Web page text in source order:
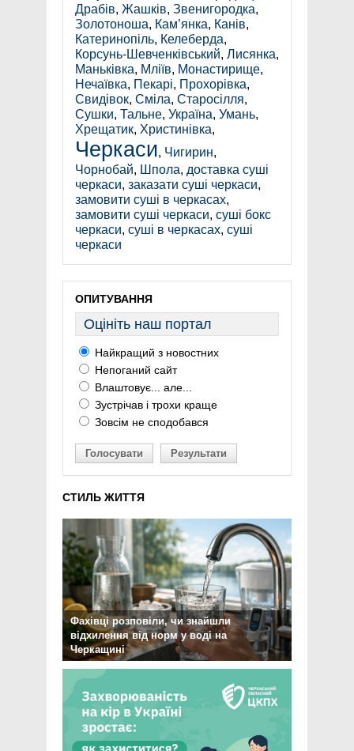
Драбів, Жашків, Звенигородка,
Золотоноша, Кам’янка, Канів,
Катеринопіль, Келеберда,
Корсунь-Шевченківський, Лисянка,
Маньківка, Мліїв, Монастирище,
Нечаївка, Пекарі, Прохорівка,
Свидівок, Сміла, Старосілля,
Сушки, Тальне, Україна, Умань,
Хрещатик, Христинівка,
Черкаси, Чигирин,
Чорнобай, Шпола, доставка суші
черкаси, заказати суші черкаси,
замовити суші в черкасах,
замовити суші черкаси, суші бокс
черкаси, суші в черкасах, суші
черкаси
ОПИТУВАННЯ
Оцініть наш портал
Найкращий з новостних
Непоганий сайт
Влаштовує... але...
Зустрічав і трохи краще
Зовсім не сподобався
Голосувати Результати
СТИЛЬ ЖИТТЯ
Фахівці розповіли, чи знайшли
відхилення від норм у воді на
Черкащині